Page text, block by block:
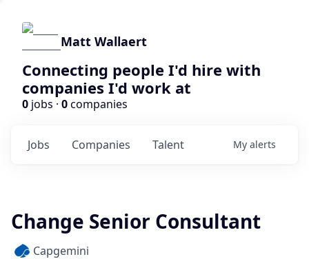
Matt Wallaert
Connecting people I'd hire with
companies I'd work at
0 jobs · 0companies
Jobs Companies Talent My alerts
Change Senior Consultant
Capgemini